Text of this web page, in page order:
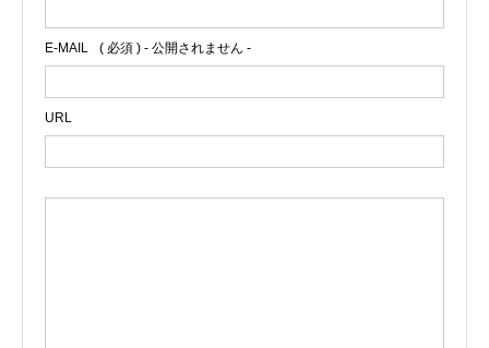
E-MAIL ( 必須 ) - 公開されません -
URL